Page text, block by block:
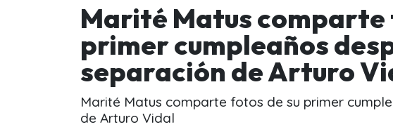
Marité Matus comparte
primer cumpleaños
separación de Arturo
Marité Matus comparte fotos de su primer
de Arturo Vidal